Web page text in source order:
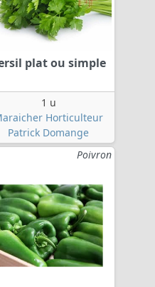
plat ou simple
1 u
Horticulteur
Patrick Domange
Poivron